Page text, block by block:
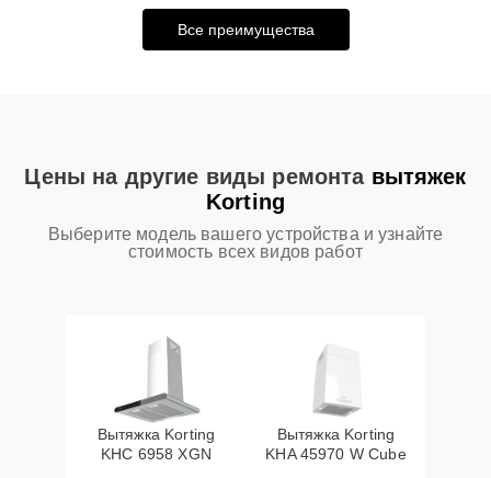
Все преимущества
Цены на другие виды ремонта вытяжек
Korting
Выберите модель вашего устройства и узнайте
стоимость всех видов работ
Вытяжка Korting
KHC 6958 XGN
Вытяжка Korting
KHA 45970 W Cube